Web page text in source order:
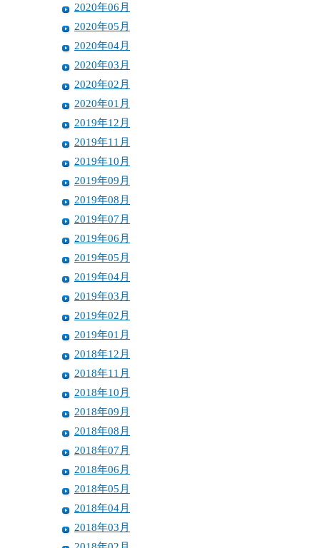
2020年06月
2020年05月
2020年04月
2020年03月
2020年02月
2020年01月
2019年12月
2019年11月
2019年10月
2019年09月
2019年08月
2019年07月
2019年06月
2019年05月
2019年04月
2019年03月
2019年02月
2019年01月
2018年12月
2018年11月
2018年10月
2018年09月
2018年08月
2018年07月
2018年06月
2018年05月
2018年04月
2018年03月